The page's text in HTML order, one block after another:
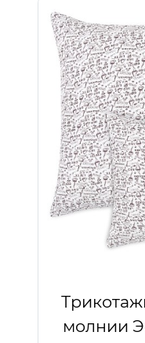
молнии